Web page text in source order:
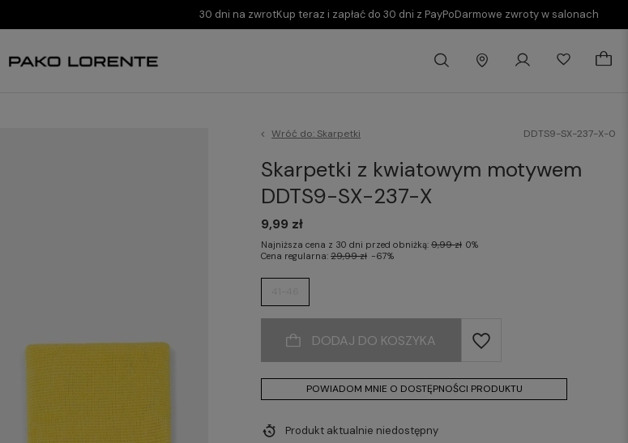
30 dni na zwrotKup teraz i zapłać do 30 dni z PayPoDarmowe zwroty w salonach
Wróć do:Skarpetki DDTS9-SX-237-X-0
Skarpetki z kwiatowym motywem
DDTS9-SX-237-X
9,99 zł
Najniższa cena z 30 dni przed obniżką:9,99 zł 0%
Cena regularna:29,99 zł -67%
DODAJ DO KOSZYKA
POWIADOM MNIE O DOSTĘPNOŚCI PRODUKTU
Produkt aktualnie niedostępny